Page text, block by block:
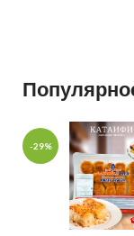
-29%